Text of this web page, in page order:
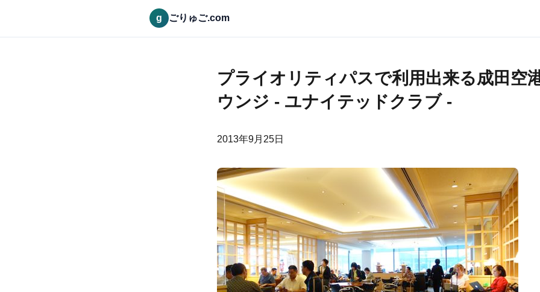
g ごりゅご.com
プライオリティパスで利用出来る成田空
ウンジ - ユナイテッドクラブ -
2013年9月25日